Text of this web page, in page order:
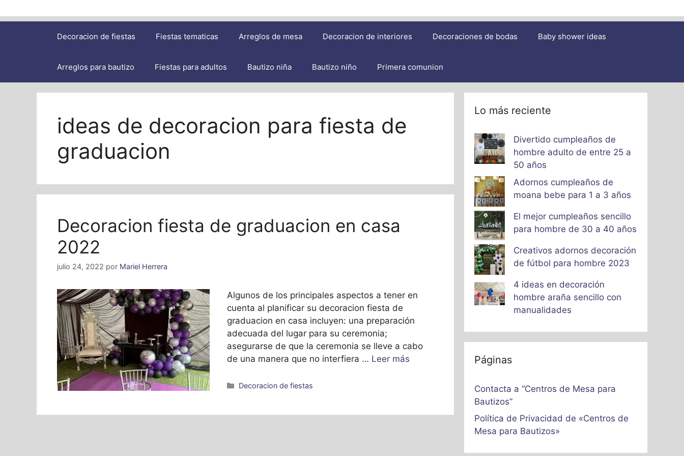
Decoracion de fiestas Fiestas tematicas Arreglos de mesa Decoracion de interiores Decoraciones de bodas Baby shower ideas
Arreglos para bautizo Fiestas para adultos Bautizo niña Bautizo niño Primera comunion
ideas de decoracion para fiesta de
graduacion
Decoracion fiesta de graduacion en casa
2022
julio 24, 2022 por Mariel Herrera
Algunos de los principales aspectos a tener en
cuenta al planificar su decoracion fiesta de
graduacion en casa incluyen: una preparación
adecuada del lugar para su ceremonia;
asegurarse de que la ceremonia se lleve a cabo
de una manera que no interfiera … Leer más
Categorías
Decoracion de fiestas
Lo más reciente
Divertido cumpleaños de
hombre adulto de entre 25 a
50 años
Adornos cumpleaños de
moana bebe para 1 a 3 años
El mejor cumpleaños sencillo
para hombre de 30 a 40 años
Creativos adornos decoración
de fútbol para hombre 2023
4 ideas en decoración
hombre araña sencillo con
manualidades
Páginas
Contacta a “Centros de Mesa para
Bautizos”
Política de Privacidad de «Centros de
Mesa para Bautizos»